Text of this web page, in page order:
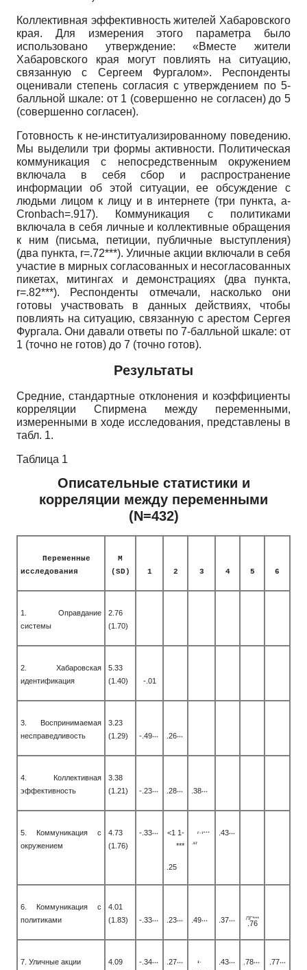
Коллективная эффективность жителей Хабаровского
края. Для измерения этого параметра было
использовано утверждение: «Вместе жители
Хабаровского края могут повлиять на ситуацию,
связанную с Сергеем Фургалом». Респонденты
оценивали степень согласия с утверждением по 5-
балльной шкале: от 1 (совершенно не согласен) до 5
(совершенно согласен).
Готовность к не-институализированному поведению.
Мы выделили три формы активности. Политическая
коммуникация с непосредственным окружением
включала в себя сбор и распространение
информации об этой ситуации, ее обсуждение с
людьми лицом к лицу и в интернете (три пункта, a-
Cronbach=.917). Коммуникация с политиками
включала в себя личные и коллективные обращения
к ним (письма, петиции, публичные выступления)
(два пункта, r=.72***). Уличные акции включали в себя
участие в мирных согласованных и несогласованных
пикетах, митингах и демонстрациях (два пункта,
r=.82***).
Респонденты отмечали, насколько они
готовы участвовать в данных действиях, чтобы
повлиять на ситуацию, связанную с арестом Сергея
Фургала. Они давали ответы по 7-балльной шкале: от
1 (точно не готов) до 7 (точно готов).
Результаты
Средние, стандартные отклонения и коэффициенты
корреляции Спирмена между переменными,
измеренными в ходе исследования, представлены в
табл. 1.
Таблица 1
Описательные статистики и
корреляции между переменными
(N=432)
Переменные
исследования
M
(SD)
1 2 3 4 5 6
1. Оправдание
системы
2.76
(1.70)
2. Хабаровская
идентификация
5.33
(1.40)
-.01
3. Воспринимаемая
несправедливость
3.23
(1.29)
-.49*** .26***
4. Коллективная
эффективность
3.38
(1.21)
-.23*** .28*** .38***
5. Коммуникация с
окружением
4.73
(1.76)
-.33***
<1 1-
***
.25
Г-7***
.57
.43***
6. Коммуникация с
политиками
4.01
(1.83)
-.33*** .23*** .49*** .37***
ПГ'***
.76
7. Уличные акции
4.09
-.34*** .27*** I- .43*** .78*** .77***